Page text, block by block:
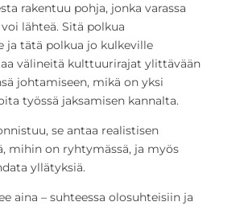
rakentuu pohja, jonka varassa
lähteä. Sitä polkua
ja tätä polkua jo kulkeville
välineitä kulttuurirajat ylittävään
johtamiseen, mikä on yksi
työssä jaksamisen kannalta.
se antaa realistisen
mihin on ryhtymässä, ja myös
yllätyksiä.
aina – suhteessa olosuhteisiin ja